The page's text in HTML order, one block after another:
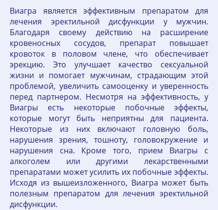
Виагра является эффективным препаратом для
лечения эректильной дисфункции у мужчин.
Благодаря своему действию на расширение
кровеносных сосудов, препарат повышает
кровоток в половом члене, что обеспечивает
эрекцию. Это улучшает качество сексуальной
жизни и помогает мужчинам, страдающим этой
проблемой, увеличить самооценку и уверенность
перед партнером. Несмотря на эффективность, у
Виагры есть некоторые побочные эффекты,
которые могут быть неприятны для пациента.
Некоторые из них включают головную боль,
нарушения зрения, тошноту, головокружение и
нарушения сна. Кроме того, прием Виагры с
алкоголем или другими лекарственными
препаратами может усилить их побочные эффекты.
Исходя из вышеизложенного, Виагра может быть
полезным препаратом для лечения эректильной
дисфункции.